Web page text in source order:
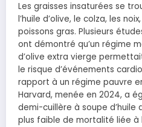
Les graisses insaturées se
l’huile d’olive, le colza, les
poissons gras. Plusieurs
ont démontré qu’un régime
d’olive extra vierge
le risque d’événements
rapport à un régime pauvre
Harvard, menée en 2024, a
demi-cuillère à soupe d’huile
plus faible de mortalité liée à